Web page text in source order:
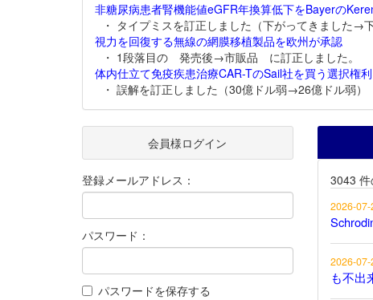
非糖尿病患者腎機能値eGFR年換算低下をBayerの
・ タイプミスを訂正しました（下がってきました→
視力を回復する無線の網膜移植製品を欧州が承認
・ 1段落目の 発売後→市販品 に訂正しました。
体内仕立て免疫疾患治療CAR-TのSail社を買う選択権
・ 誤解を訂正しました（30億ドル弱→26億ドル弱）
3043 件
2026-07-
2026-07-
も不出
会員様ログイン
登録メールアドレス：
パスワード：
パスワードを保存する